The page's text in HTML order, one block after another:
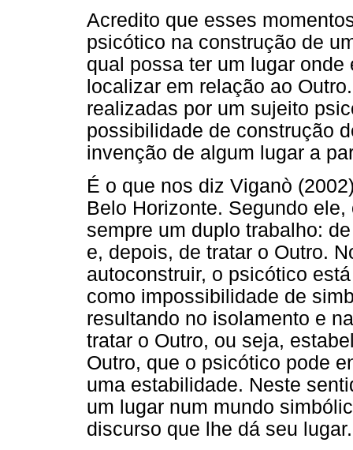
Acredito que esses
psicótico na construção de
qual possa ter um lugar
localizar em relação ao
realizadas por um sujeito
possibilidade de construção
invenção de algum lugar a
É o que nos diz Viganò
Belo Horizonte. Segundo
sempre um duplo trabalho:
e, depois, de tratar o Outro.
autoconstruir, o psicótico
como impossibilidade de
resultando no isolamento e
tratar o Outro, ou seja,
Outro, que o psicótico pode
uma estabilidade. Neste
um lugar num mundo
discurso que lhe dá seu lugar.